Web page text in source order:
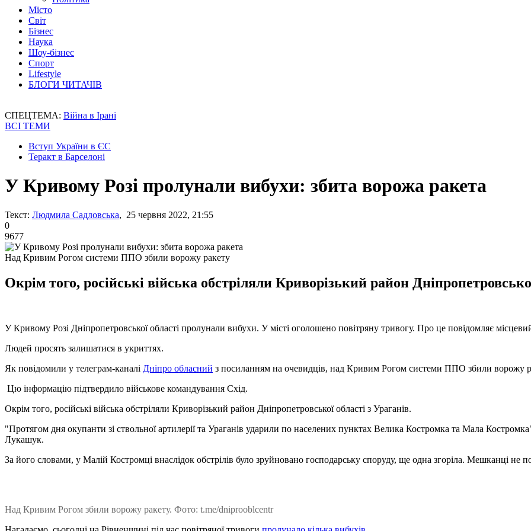
Місто
Світ
Бізнес
Наука
Шоу-бізнес
Спорт
Lifestyle
БЛОГИ ЧИТАЧІВ
СПЕЦТЕМА: Війна в Ірані
ВСІ ТЕМИ
Вступ України в ЄС
Теракт в Барселоні
У Кривому Розі пролунали вибухи: збита ворожа ракета
Текст: Людмила Садловська, 25 червня 2022, 21:55
0
9677
Над Кривим Рогом системи ППО збили ворожу ракету
Окрім того, російські війська обстріляли Криворізький район
У Кривому Розі Дніпропетровської області пролунали вибухи. У місті оголошено повітряну тривогу. Про це повідомляє
Людей просять залишатися в укриттях.
Як повідомили у телеграм-каналі Дніпро обласний з посиланням на очевидців, над Кривим Рогом системи ППО збили ворожу
Цю інформацію підтвердило військове командування Схід.
Окрім того, російські війська обстріляли Криворізький район Дніпропетровської області з Ураганів.
"Протягом дня окупанти зі ствольної артилерії та Ураганів ударили по населених пунктах Велика Костромка та Мала
Лукашук.
За його словами, у Малій Костромці внаслідок обстрілів було зруйновано господарську споруду, ще одна згоріла. Мешканці не
Над Кривим Рогом збили ворожу ракету. Фото: t.me/dniprooblcentr